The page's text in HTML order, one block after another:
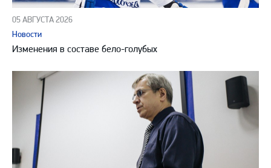
05 АВГУСТА 2026
Новости
Изменения в составе бело-голубых